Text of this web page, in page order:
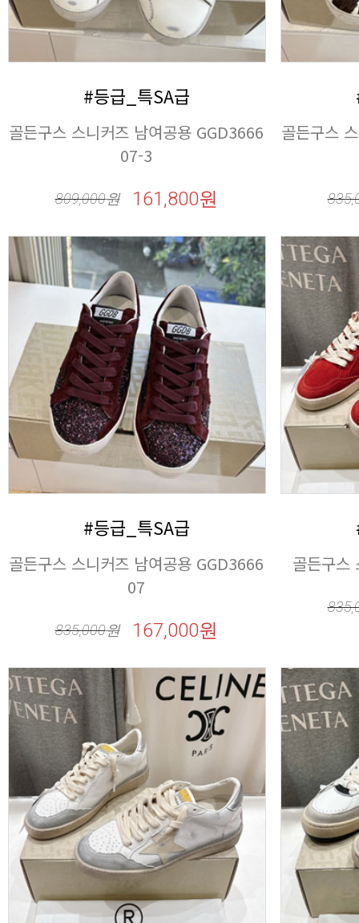
#등급_특SA급
07-3
809,000원 161,800원
#등급_특SA급
07
835,000원 167,000원
골든구스